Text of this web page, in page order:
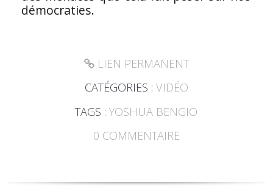
démocraties.
LIEN PERMANENT
CATÉGORIES : VIDÉO
TAGS :YOSHUA BENGIO
0 COMMENTAIRE